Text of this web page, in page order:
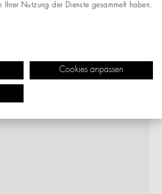
Ihrer Nutzung der Dienste gesammelt haben.
Cookies anpassen